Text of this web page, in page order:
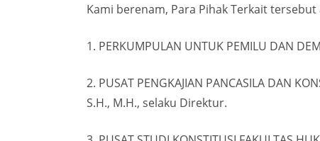
Kami berenam, Para Pihak Terkait tersebut
1. PERKUMPULAN UNTUK PEMILU DAN
2. PUSAT PENGKAJIAN PANCASILA DAN
S.H., M.H., selaku Direktur.